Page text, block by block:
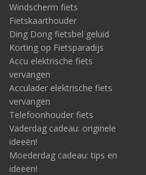
Windscherm fiets
Fietskaarthouder
Ding Dong fietsbel geluid
Korting op Fietsparadijs
Accu elektrische fiets
vervangen
Acculader elektrische fiets
vervangen
Telefoonhouder fiets
Vaderdag cadeau: originele
ideeën!
Moederdag cadeau: tips en
ideeën!